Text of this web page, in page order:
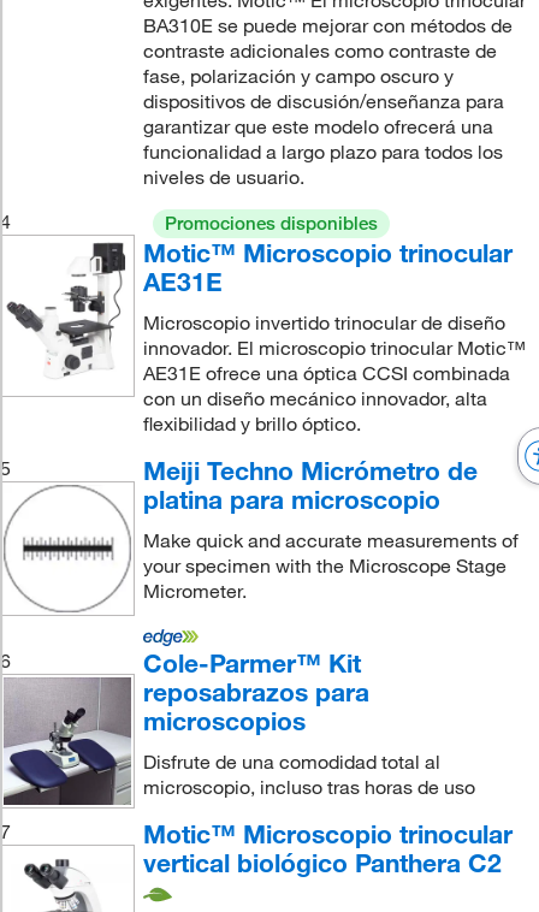
BA310E se puede mejorar con métodos de
contraste adicionales como contraste de
fase, polarización y campo oscuro y
dispositivos de discusión/enseñanza para
garantizar que este modelo ofrecerá una
funcionalidad a largo plazo para todos los
niveles de usuario.
4
Promociones disponibles
Motic™ Microscopio trinocular
AE31E
Microscopio invertido trinocular de diseño
innovador. El microscopio trinocular Motic™
AE31E ofrece una óptica CCSI combinada
con un diseño mecánico innovador, alta
flexibilidad y brillo óptico.
5
Meiji Techno Micrómetro de
platina para microscopio
Make quick and accurate measurements of
your specimen with the Microscope Stage
Micrometer.
6
Cole-Parmer™ Kit
reposabrazos para
microscopios
Disfrute de una comodidad total al
microscopio, incluso tras horas de uso
7
Motic™ Microscopio trinocular
vertical biológico Panthera C2